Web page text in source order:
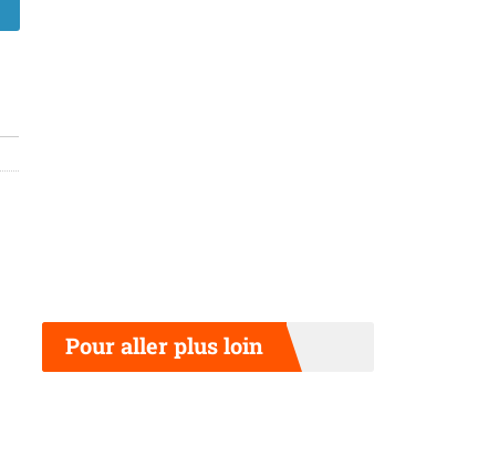
Pour aller plus loin